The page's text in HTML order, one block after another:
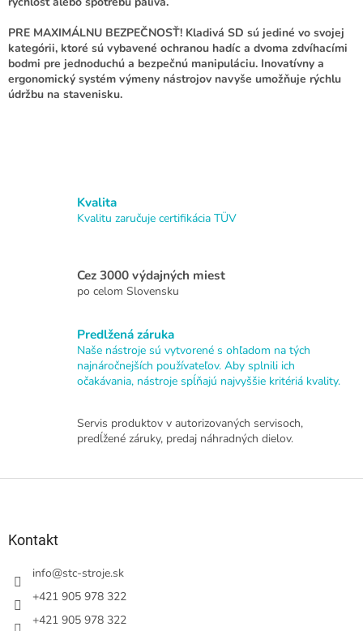
p
i
s
u
PRE MAXIMÁLNU BEZPEČNOSŤ! Kladivá SD sú jediné vo svojej
kategórii, ktoré sú vybavené ochranou hadíc a dvoma zdvíhacími
bodmi pre jednoduchú a bezpečnú manipuláciu. Inovatívny a
ergonomický systém výmeny nástrojov navyše umožňuje rýchlu
údržbu na stavenisku.
Kvalita
Kvalitu zaručuje certifikácia TÜV
Cez 3000 výdajných miest
po celom Slovensku
Predlžená záruka
Naše nástroje sú vytvorené s ohľadom na tých
najnáročnejších používateľov. Aby splnili ich
očakávania, nástroje spĺňajú najvyššie kritériá kvality.
Servis produktov v autorizovaných servisoch,
predĺžené záruky, predaj náhradných dielov.
Kontakt
info@stc-stroje.sk
+421 905 978 322
+421 905 978 322